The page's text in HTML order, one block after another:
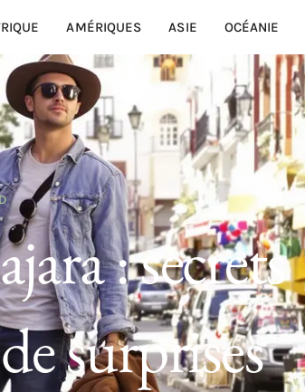
AMÉRIQUES ASIE OCÉANIE
: secrets
surprises